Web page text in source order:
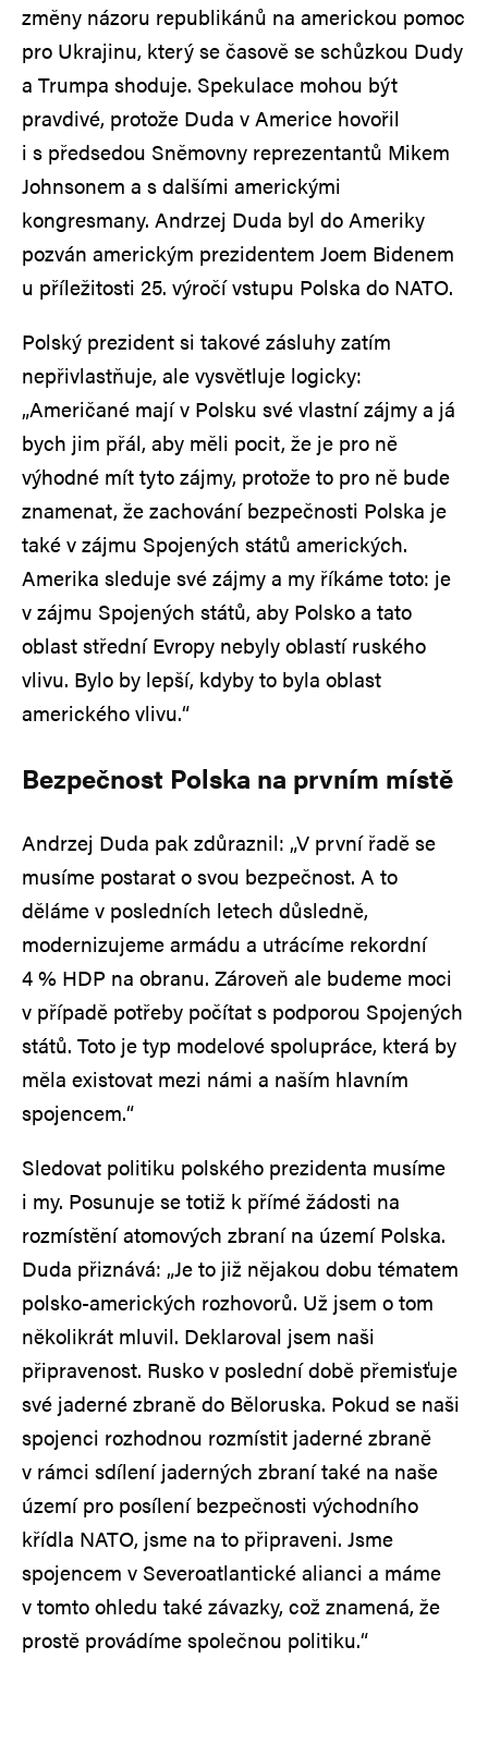
změny názoru republikánů na americkou pomoc
pro Ukrajinu, který se časově se schůzkou Dudy
a Trumpa shoduje. Spekulace mohou být
pravdivé, protože Duda v Americe hovořil
i s předsedou Sněmovny reprezentantů Mikem
Johnsonem a s dalšími americkými
kongresmany. Andrzej Duda byl do Ameriky
pozván americkým prezidentem Joem Bidenem
u příležitosti 25. výročí vstupu Polska do NATO.
Polský prezident si takové zásluhy zatím
nepřivlastňuje, ale vysvětluje logicky:
„Američané mají v Polsku své vlastní zájmy a já
bych jim přál, aby měli pocit, že je pro ně
výhodné mít tyto zájmy, protože to pro ně bude
znamenat, že zachování bezpečnosti Polska je
také v zájmu Spojených států amerických.
Amerika sleduje své zájmy a my říkáme toto: je
v zájmu Spojených států, aby Polsko a tato
oblast střední Evropy nebyly oblastí ruského
vlivu. Bylo by lepší, kdyby to byla oblast
amerického vlivu.“
Bezpečnost Polska na prvním místě
Andrzej Duda pak zdůraznil: „V první řadě se
musíme postarat o svou bezpečnost. A to
děláme v posledních letech důsledně,
modernizujeme armádu a utrácíme rekordní
4 % HDP na obranu. Zároveň ale budeme moci
v případě potřeby počítat s podporou Spojených
států. Toto je typ modelové spolupráce, která by
měla existovat mezi námi a naším hlavním
spojencem.“
Sledovat politiku polského prezidenta musíme
i my. Posunuje se totiž k přímé žádosti na
rozmístění atomových zbraní na území Polska.
Duda přiznává: „Je to již nějakou dobu tématem
polsko-amerických rozhovorů. Už jsem o tom
několikrát mluvil. Deklaroval jsem naši
připravenost. Rusko v poslední době přemisťuje
své jaderné zbraně do Běloruska. Pokud se naši
spojenci rozhodnou rozmístit jaderné zbraně
v rámci sdílení jaderných zbraní také na naše
území pro posílení bezpečnosti východního
křídla NATO, jsme na to připraveni. Jsme
spojencem v Severoatlantické alianci a máme
v tomto ohledu také závazky, což znamená, že
prostě provádíme společnou politiku.“